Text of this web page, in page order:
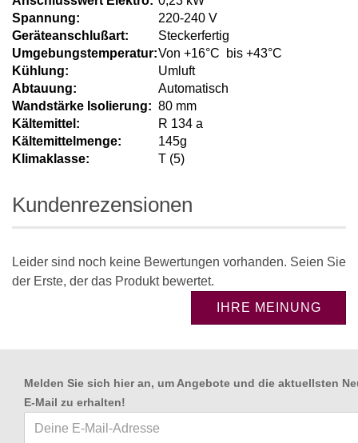
Spannung:
220-240 V
Geräteanschlußart:
Steckerfertig
Umgebungstemperatur:Von +16°C bis +43°C
Kühlung:
Umluft
Abtauung:
Automatisch
Wandstärke Isolierung: 80 mm
Kältemittel:
R 134 a
Kältemittelmenge:
145g
Klimaklasse:
T (5)
Kundenrezensionen
Leider sind noch keine Bewertungen vorhanden. Seien Sie
der Erste, der das Produkt bewertet.
IHRE MEINUNG
Melden Sie sich hier an, um Angebote und die aktuellsten
E-Mail zu erhalten!